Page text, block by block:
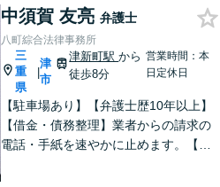
中須賀 友亮 弁護士
八町綜合法律事務所
三
重
県
|
津
市
津新町駅から
徒歩8分
営業時間：本
日定休日
【駐車場あり】【弁護士歴10年以上】
【借金・債務整理】業者からの請求の
電話・手紙を速やかに止めます。【交